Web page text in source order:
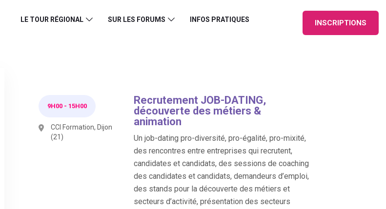
LE TOUR RÉGIONAL SUR LES FORUMS INFOS PRATIQUES INSCRIPTIONS
9H00 - 15H00
CCI Formation, Dijon
(21)
Recrutement JOB-DATING,
découverte des métiers &
animation
Un job-dating pro-diversité, pro-égalité, pro-mixité,
des rencontres entre entreprises qui recrutent,
candidates et candidats, des sessions de coaching
des candidates et candidats, demandeurs d’emploi,
des stands pour la découverte des métiers et
secteurs d’activité, présentation des secteurs